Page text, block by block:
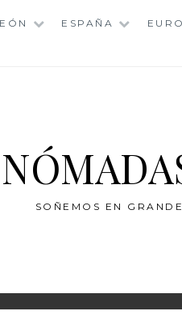
ESPAÑA
SOÑEMOS EN